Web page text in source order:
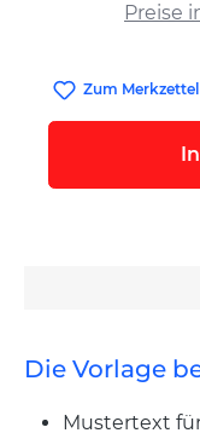
Preise
Zum
Die Vorlage
Mustertext